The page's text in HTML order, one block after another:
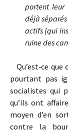
portent leur
déjà
actifs (qui
ruine des
Qu’est‑ce
pourtant pas
socialistes qui
qu’ils ont
moyen d’en
contre la